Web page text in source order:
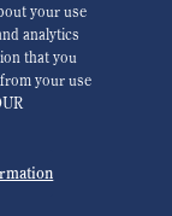
Seiko Watch Corporation
your use
analytics
that you
your use